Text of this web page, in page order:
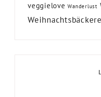
veggielove Wanderlust